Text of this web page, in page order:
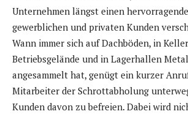
Unternehmen längst einen
gewerblichen und privaten Kunden
Wann immer sich auf Dachböden, in
Betriebsgelände und in Lagerhallen
angesammelt hat, genügt ein kurzer
Mitarbeiter der Schrottabholung
Kunden davon zu befreien. Dabei wird